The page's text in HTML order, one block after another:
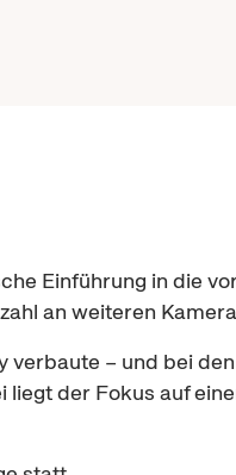
Einführung in die
an weiteren
verbaute – und bei
der Fokus auf